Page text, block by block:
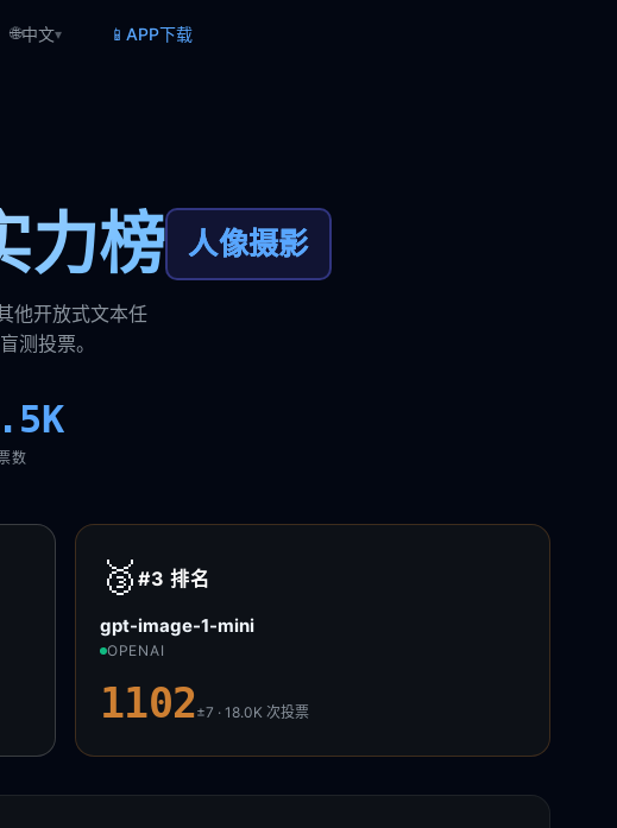
🌐中文▾ 📱 APP下载
力榜 人像摄影
他开放式文本任
测投票。
数
🥉 #3排名
gpt-image-1-mini
OPENAI
1102±7 · 18.0K次投票